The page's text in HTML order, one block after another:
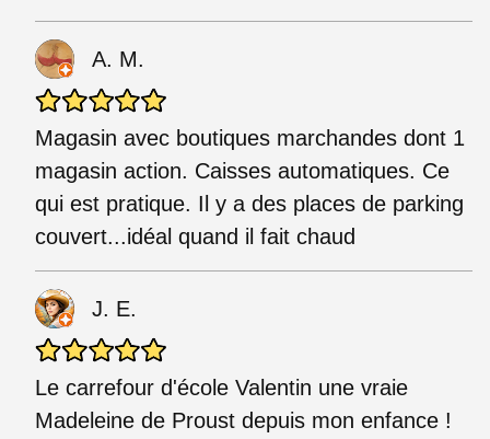
A. M.
Magasin avec boutiques marchandes dont 1
magasin action. Caisses automatiques. Ce
qui est pratique. Il y a des places de parking
couvert...idéal quand il fait chaud
J. E.
Le carrefour d'école Valentin une vraie
Madeleine de Proust depuis mon enfance !